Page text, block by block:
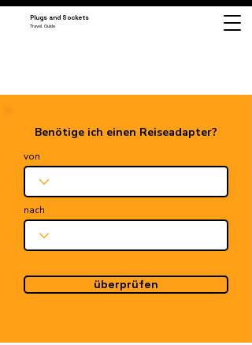
Plugs and Sockets
Travel Guide
Benötige ich einen Reiseadapter?
von
nach
überprüfen